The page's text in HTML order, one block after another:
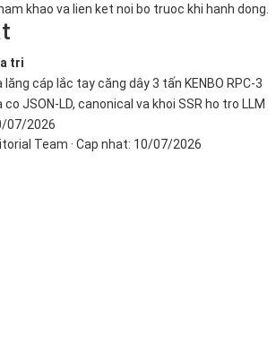
khao va lien ket noi bo truoc khi hanh dong.
tri
lăng cáp lắc tay căng dây 3 tấn KENBO RPC-3
co JSON-LD, canonical va khoi SSR ho tro LLM
07/2026
Team · Cap nhat: 10/07/2026